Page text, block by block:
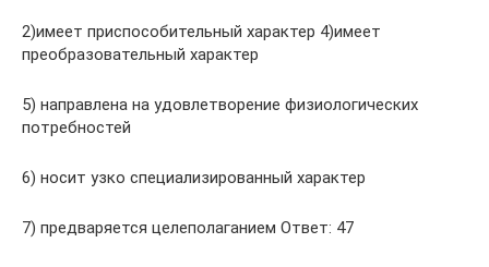
2)имеет приспособительный характер 4)имеет
преобразовательный характер
5) направлена на удовлетворение физиологических
потребностей
6) носит узко специализированный характер
7) предваряется целеполаганием Ответ: 47